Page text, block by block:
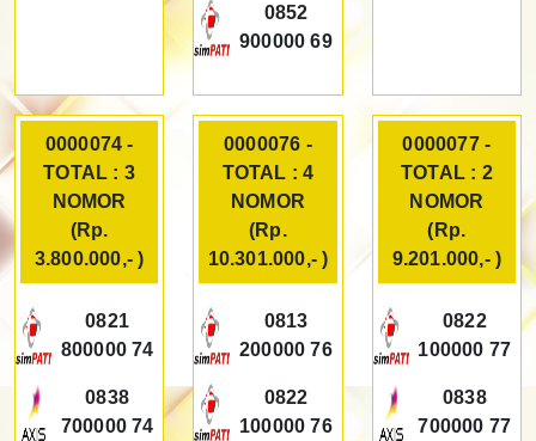
0852
900000 69
0000074 -
TOTAL : 3
NOMOR
(Rp.
3.800.000,- )
0821
800000 74
0838
700000 74
0000076 -
TOTAL : 4
NOMOR
(Rp.
10.301.000,- )
0813
200000 76
0822
100000 76
0000077 -
TOTAL : 2
NOMOR
(Rp.
9.201.000,- )
0822
100000 77
0838
700000 77